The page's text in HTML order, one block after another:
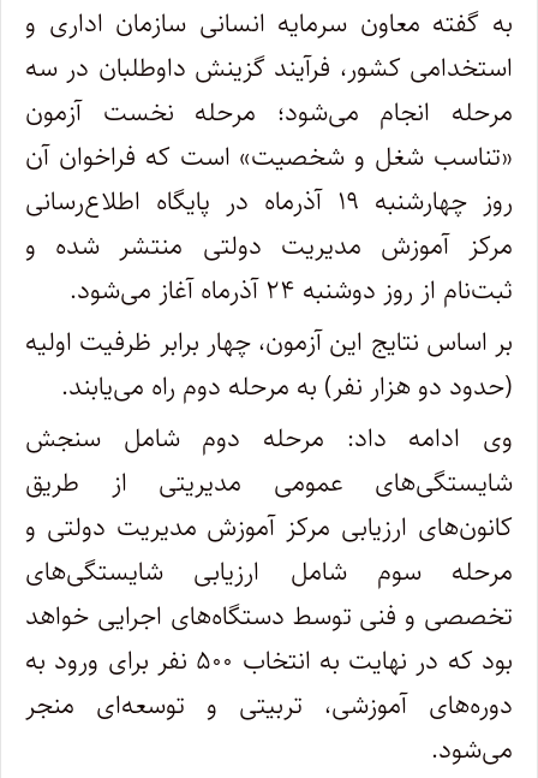
به گفته معاون سرمایه انسانی سازمان اداری و
استخدامی کشور، فرآیند گزینش داوطلبان در سه
مرحله انجام می‌شود؛ مرحله نخست آزمون
«تناسب شغل و شخصیت» است که فراخوان آن
روز چهارشنبه ۱۹ آذرماه در پایگاه اطلاع‌رسانی
مرکز آموزش مدیریت دولتی منتشر شده و
ثبت‌نام از روز دوشنبه ۲۴ آذرماه آغاز می‌شود.
بر اساس نتایج این آزمون، چهار برابر ظرفیت اولیه
(حدود دو هزار نفر) به مرحله دوم راه می‌یابند.
وی ادامه داد: مرحله دوم شامل سنجش
شایستگی‌های عمومی مدیریتی از طریق
کانون‌های ارزیابی مرکز آموزش مدیریت دولتی و
مرحله سوم شامل ارزیابی شایستگی‌های
تخصصی و فنی توسط دستگاه‌های اجرایی خواهد
بود که در نهایت به انتخاب ۵۰۰ نفر برای ورود به
دوره‌های آموزشی، تربیتی و توسعه‌ای منجر
می‌شود.